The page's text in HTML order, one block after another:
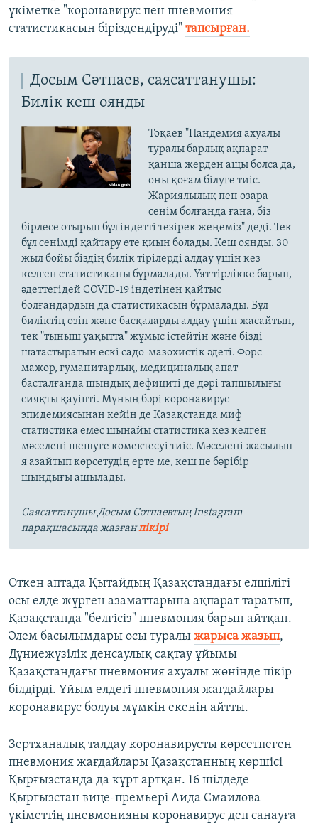
үкіметке "коронавирус пен пневмония
статистикасын біріздендіруді" тапсырған.
Досым Сәтпаев, саясаттанушы:
Билік кеш оянды
Тоқаев "Пандемия ахуалы
туралы барлық ақпарат
қанша жерден ащы болса да,
оны қоғам білуге тиіс.
Жариялылық пен өзара
сенім болғанда ғана, біз
бірлесе отырып бұл індетті тезірек жеңеміз" деді. Тек
бұл сенімді қайтару өте қиын болады. Кеш оянды. 30
жыл бойы біздің билік тірілерді алдау үшін кез
келген статистиканы бұрмалады. Ұят тірлікке барып,
әдеттегідей COVID-19 індетінен қайтыс
болғандардың да статистикасын бұрмалады. Бұл –
биліктің өзін және басқаларды алдау үшін жасайтын,
тек "тыныш уақытта" жұмыс істейтін және бізді
шатастыратын ескі садо-мазохистік әдеті. Форс-
мажор, гуманитарлық, медициналық апат
басталғанда шындық дефициті де дәрі тапшылығы
сияқты қауіпті. Мұның бәрі коронавирус
эпидемиясынан кейін де Қазақстанда миф
статистика емес шынайы статистика кез келген
мәселені шешуге көмектесуі тиіс. Мәселені жасылып
я азайтып көрсетудің ерте ме, кеш пе бәрібір
шындығы ашылады.
Саясаттанушы Досым Сәтпаевтың Instagram
парақшасында жазғанпікірі
Өткен аптада Қытайдың Қазақстандағы елшілігі
осы елде жүрген азаматтарына ақпарат таратып,
Қазақстанда "белгісіз" пневмония барын айтқан.
Әлем басылымдары осы туралы жарыса жазып,
Дүниежүзілік денсаулық сақтау ұйымы
Қазақстандағы пневмония ахуалы жөнінде пікір
білдірді. Ұйым елдегі пневмония жағдайлары
коронавирус болуы мүмкін екенін айтты.
Зертханалық талдау коронавирусты көрсетпеген
пневмония жағдайлары Қазақстанның көршісі
Қырғызстанда да күрт артқан. 16 шілдеде
Қырғызстан вице-премьері Аида Смаилова
үкіметтің пневмонияны коронавирус деп санауға